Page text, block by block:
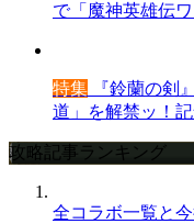
で「魔神英雄伝
特集 『鈴蘭の剣
道」を解禁ッ！
攻略記事ランキング
全コラボ一覧と